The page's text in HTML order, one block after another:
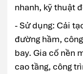
nhanh, kỹ thuật
- Sử dụng: Cải
đường hầm,
bay. Gia cố nền
cao tầng, công